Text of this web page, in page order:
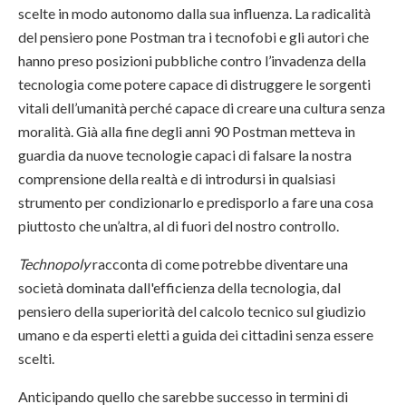
scelte in modo autonomo dalla sua influenza. La radicalità
del pensiero pone Postman tra i tecnofobi e gli autori che
hanno preso posizioni pubbliche contro l’invadenza della
tecnologia come potere capace di distruggere le sorgenti
vitali dell’umanità perché capace di creare una cultura senza
moralità. Già alla fine degli anni 90 Postman metteva in
guardia da nuove tecnologie capaci di falsare la nostra
comprensione della realtà e di introdursi in qualsiasi
strumento per condizionarlo e predisporlo a fare una cosa
piuttosto che un’altra, al di fuori del nostro controllo.
Technopolyracconta di come potrebbe diventare una
società dominata dall'efficienza della tecnologia, dal
pensiero della superiorità del calcolo tecnico sul giudizio
umano e da esperti eletti a guida dei cittadini senza essere
scelti.
Anticipando quello che sarebbe successo in termini di